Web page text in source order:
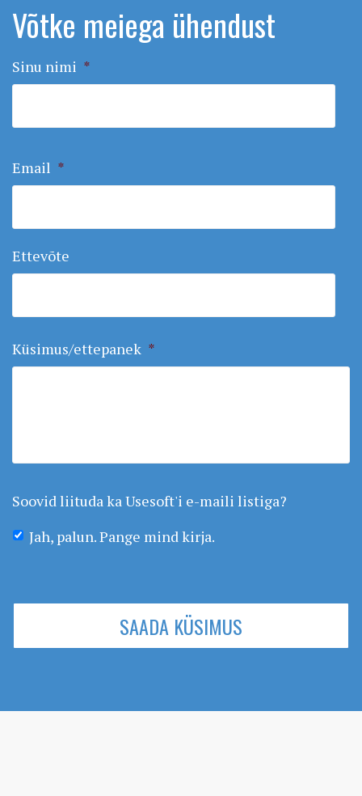
Võtke meiega ühendust
Sinu nimi *
Email *
Ettevõte
Küsimus/ettepanek *
Soovid liituda ka Usesoft'i e-maili listiga?
Jah, palun. Pange mind kirja.
SAADA KÜSIMUS